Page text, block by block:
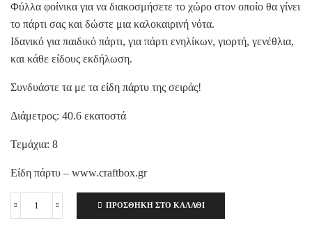
Φύλλα φοίνικα για να διακοσμήσετε το χώρο στον οποίο θα γίνει
το πάρτι σας και δώστε μια καλοκαιρινή νότα.
Ιδανικό για παιδικό πάρτι, για πάρτι ενηλίκων, γιορτή, γενέθλια,
και κάθε είδους εκδήλωση.
Συνδυάστε τα με τα είδη πάρτυ της σειράς!
Διάμετρος: 40.6 εκατοστά
Τεμάχια: 8
Είδη πάρτυ – www.craftbox.gr
Φύλλα
ΠΡΟΣΘΉΚΗ ΣΤΟ ΚΑΛΆΘΙ